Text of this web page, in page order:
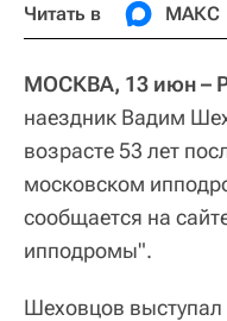
Читать в МАКС
МОСКВА, 13 июн –
наездник Вадим
возрасте 53 лет
московском
сообщается на
ипподромы".
Шеховцов выступал